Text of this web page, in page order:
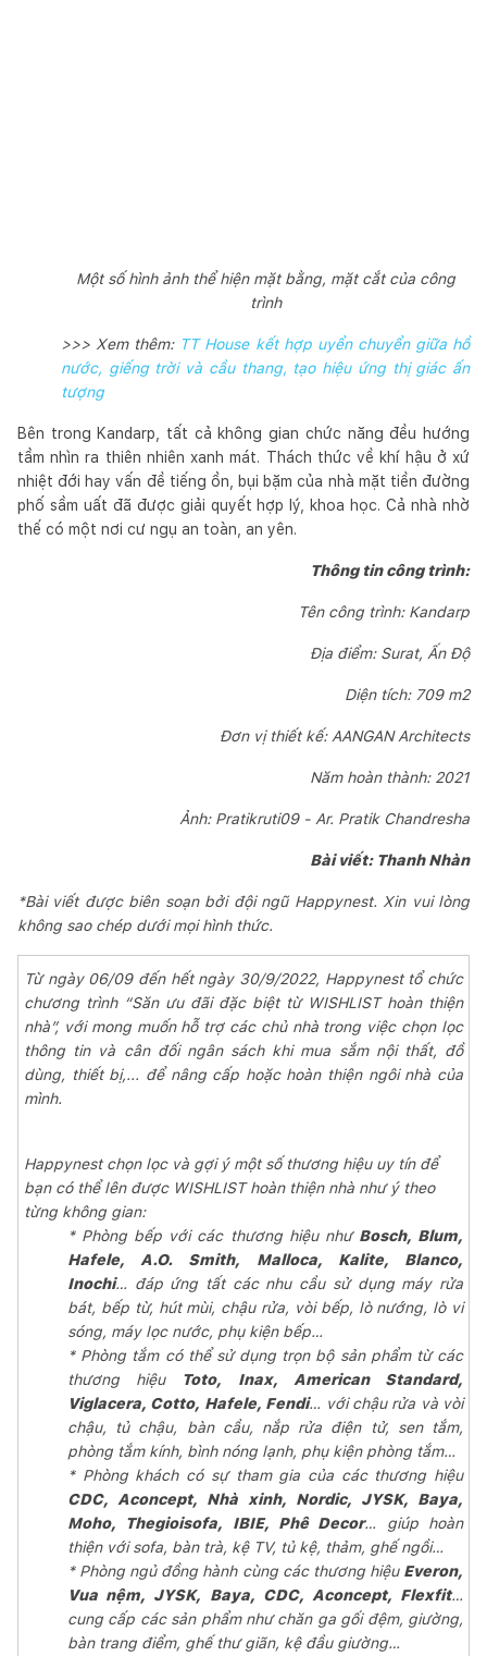
Một số hình ảnh thể hiện mặt bằng, mặt cắt của công
trình
>>> Xem thêm: TT House kết hợp uyển chuyển giữa hồ
nước, giếng trời và cầu thang, tạo hiệu ứng thị giác ấn
tượng
Bên trong Kandarp, tất cả không gian chức năng đều hướng
tầm nhìn ra thiên nhiên xanh mát. Thách thức về khí hậu ở xứ
nhiệt đới hay vấn đề tiếng ồn, bụi bặm của nhà mặt tiền đường
phố sầm uất đã được giải quyết hợp lý, khoa học. Cả nhà nhờ
thế có một nơi cư ngụ an toàn, an yên.
Thông tin công trình:
Tên công trình: Kandarp
Địa điểm: Surat, Ấn Độ
Diện tích: 709 m2
Đơn vị thiết kế: AANGAN Architects
Năm hoàn thành: 2021
Ảnh: Pratikruti09 - Ar. Pratik Chandresha
Bài viết: Thanh Nhàn
*Bài viết được biên soạn bởi đội ngũ Happynest. Xin vui lòng
không sao chép dưới mọi hình thức.
Từ ngày 06/09 đến hết ngày 30/9/2022, Happynest tổ chức
chương trình “Săn ưu đãi đặc biệt từ WISHLIST hoàn thiện
nhà”, với mong muốn hỗ trợ các chủ nhà trong việc chọn lọc
thông tin và cân đối ngân sách khi mua sắm nội thất, đồ
dùng, thiết bị,... để nâng cấp hoặc hoàn thiện ngôi nhà của
mình.
Happynest chọn lọc và gợi ý một số thương hiệu uy tín để
bạn có thể lên được WISHLIST hoàn thiện nhà như ý theo
từng không gian:
* Phòng bếp với các thương hiệu như Bosch, Blum,
Hafele, A.O. Smith, Malloca, Kalite, Blanco,
Inochi… đáp ứng tất các nhu cầu sử dụng máy rửa
bát, bếp từ, hút mùi, chậu rửa, vòi bếp, lò nướng, lò vi
sóng, máy lọc nước, phụ kiện bếp…
* Phòng tắm có thể sử dụng trọn bộ sản phẩm từ các
thương hiệu Toto, Inax, American Standard,
Viglacera, Cotto, Hafele, Fendi… với chậu rửa và vòi
chậu, tủ chậu, bàn cầu, nắp rửa điện tử, sen tắm,
phòng tắm kính, bình nóng lạnh, phụ kiện phòng tắm…
* Phòng khách có sự tham gia của các thương hiệu
CDC, Aconcept, Nhà xinh, Nordic, JYSK, Baya,
Moho, Thegioisofa, IBIE, Phê Decor… giúp hoàn
thiện với sofa, bàn trà, kệ TV, tủ kệ, thảm, ghế ngồi…
* Phòng ngủ đồng hành cùng các thương hiệu Everon,
Vua nệm, JYSK, Baya, CDC, Aconcept, Flexfit…
cung cấp các sản phẩm như chăn ga gối đệm, giường,
bàn trang điểm, ghế thư giãn, kệ đầu giường…